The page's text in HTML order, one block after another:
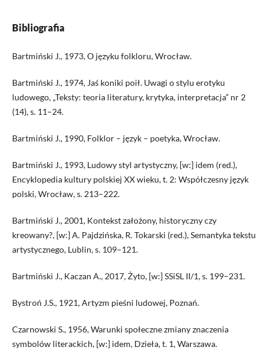
Bibliografia
Bartmiński J., 1973, O języku folkloru, Wrocław.
Bartmiński J., 1974, Jaś koniki poił. Uwagi o stylu erotyku
ludowego, „Teksty: teoria literatury, krytyka, interpretacja” nr 2
(14), s. 11–24.
Bartmiński J., 1990, Folklor – język – poetyka, Wrocław.
Bartmiński J., 1993, Ludowy styl artystyczny, [w:] idem (red.),
Encyklopedia kultury polskiej XX wieku, t. 2: Współczesny język
polski, Wrocław, s. 213–222.
Bartmiński J., 2001, Kontekst założony, historyczny czy
kreowany?, [w:] A. Pajdzińska, R. Tokarski (red.), Semantyka tekstu
artystycznego, Lublin, s. 109–121.
Bartmiński J., Kaczan A., 2017, Żyto, [w:] SSiSL II/1, s. 199–231.
Bystroń J.S., 1921, Artyzm pieśni ludowej, Poznań.
Czarnowski S., 1956, Warunki społeczne zmiany znaczenia
symbolów literackich, [w:] idem, Dzieła, t. 1, Warszawa.